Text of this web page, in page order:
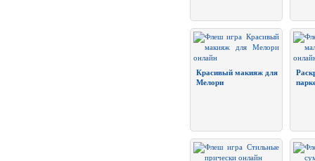
Красивый макияж для
Мелори